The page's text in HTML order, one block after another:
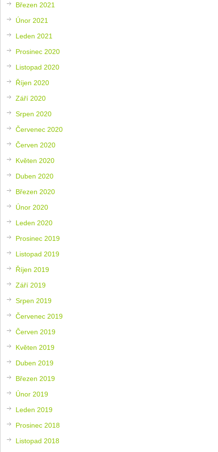
Březen 2021
Únor 2021
Leden 2021
Prosinec 2020
Listopad 2020
Říjen 2020
Září 2020
Srpen 2020
Červenec 2020
Červen 2020
Květen 2020
Duben 2020
Březen 2020
Únor 2020
Leden 2020
Prosinec 2019
Listopad 2019
Říjen 2019
Září 2019
Srpen 2019
Červenec 2019
Červen 2019
Květen 2019
Duben 2019
Březen 2019
Únor 2019
Leden 2019
Prosinec 2018
Listopad 2018